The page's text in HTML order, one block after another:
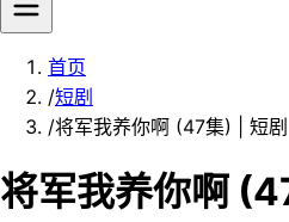
首页
/短剧
/将军我养你啊 (47集) | 短剧
将军我养你啊